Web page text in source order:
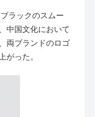
ラックのスムー
中国文化において
両ブランドのロゴ
がった。